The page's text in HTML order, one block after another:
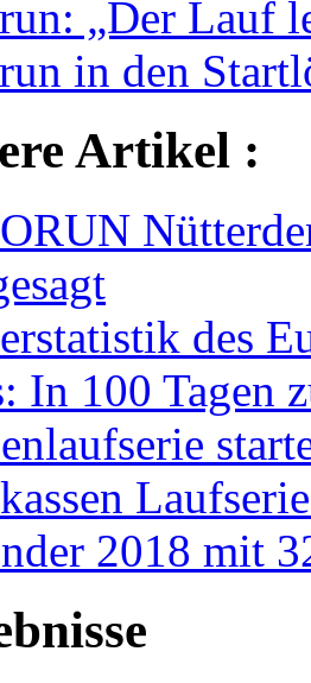
„Der Lauf
in den
Artikel :
des
In 100 Tagen
2018 mit